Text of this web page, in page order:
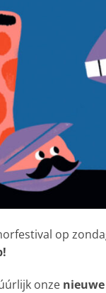
op
onze